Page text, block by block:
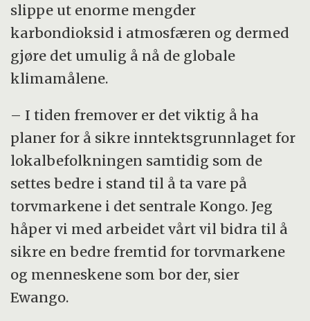
slippe ut enorme mengder
karbondioksid i atmosfæren og dermed
gjøre det umulig å nå de globale
klimamålene.
– I tiden fremover er det viktig å ha
planer for å sikre inntektsgrunnlaget for
lokalbefolkningen samtidig som de
settes bedre i stand til å ta vare på
torvmarkene i det sentrale Kongo. Jeg
håper vi med arbeidet vårt vil bidra til å
sikre en bedre fremtid for torvmarkene
og menneskene som bor der, sier
Ewango.